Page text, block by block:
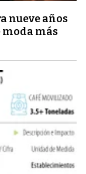
nueve años
moda más